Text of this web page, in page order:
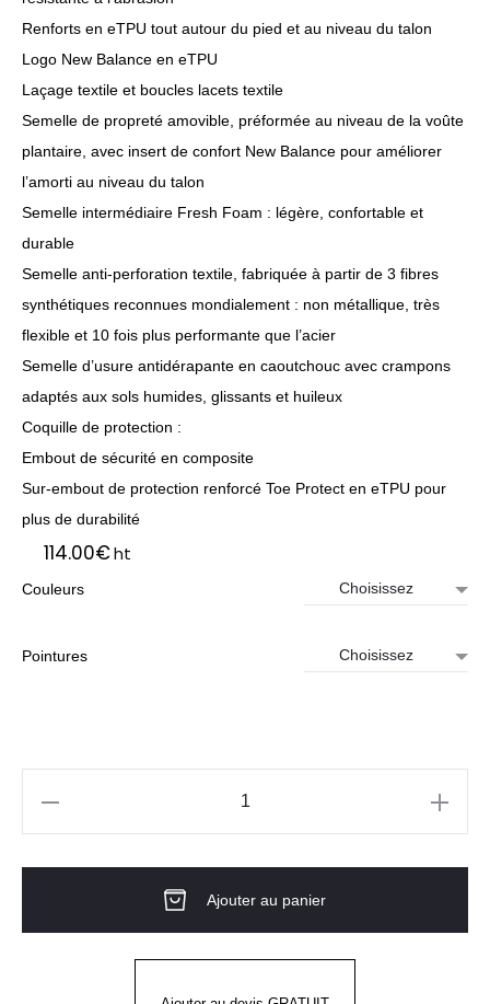
Renforts en eTPU tout autour du pied et au niveau du talon
Logo New Balance en eTPU
Laçage textile et boucles lacets textile
Semelle de propreté amovible, préformée au niveau de la voûte
plantaire, avec insert de confort New Balance pour améliorer
l’amorti au niveau du talon
Semelle intermédiaire Fresh Foam : légère, confortable et
durable
Semelle anti-perforation textile, fabriquée à partir de 3 fibres
synthétiques reconnues mondialement : non métallique, très
flexible et 10 fois plus performante que l’acier
Semelle d’usure antidérapante en caoutchouc avec crampons
adaptés aux sols humides, glissants et huileux
Coquille de protection :
Embout de sécurité en composite
Sur-embout de protection renforcé Toe Protect en eTPU pour
plus de durabilité
114.00€ht
Couleurs
Pointures
sécurité
Ajouter au panier